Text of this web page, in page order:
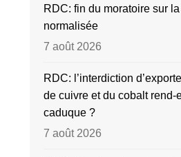
RDC: fin du moratoire sur
normalisée
7 août 2026
RDC: l’interdiction
de cuivre et du cobalt rend-
caduque ?
7 août 2026